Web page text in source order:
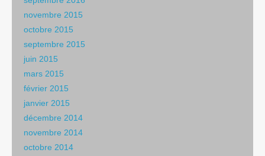
novembre 2015
octobre 2015
septembre 2015
juin 2015
mars 2015
février 2015
janvier 2015
décembre 2014
novembre 2014
octobre 2014